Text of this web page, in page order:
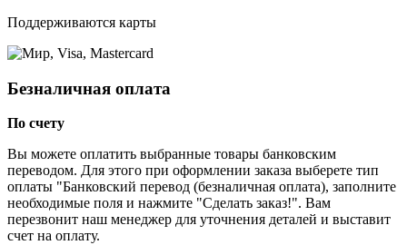
Поддерживаются карты
Безналичная оплата
По счету
Вы можете оплатить выбранные товары банковским
переводом. Для этого при оформлении заказа выберете тип
оплаты "Банковский перевод (безналичная оплата), заполните
необходимые поля и нажмите "Сделать заказ!". Вам
перезвонит наш менеджер для уточнения деталей и выставит
счет на оплату.